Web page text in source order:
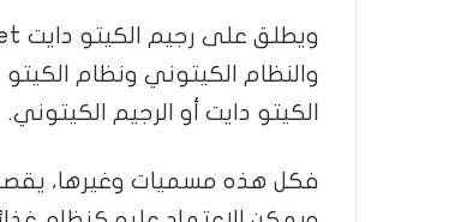
الكيتو دايت أو الرجيم الكيتوني.
فكل هذه مسميات وغيرها، يقصد